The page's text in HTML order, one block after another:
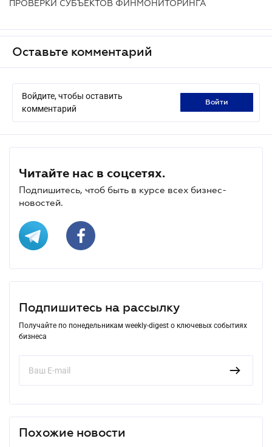
ПРОВЕРКИ СУБЪЕКТОВ ФИНМОНИТОРИНГА
Оставьте комментарий
Войдите, чтобы оставить
комментарий
войти
Читайте нас в соцсетях.
Подпишитесь, чтоб быть в курсе всех бизнес-
новостей.
Подпишитесь на рассылку
Получайте по понедельникам weekly-digest о ключевых событиях
бизнеса
Похожие новости